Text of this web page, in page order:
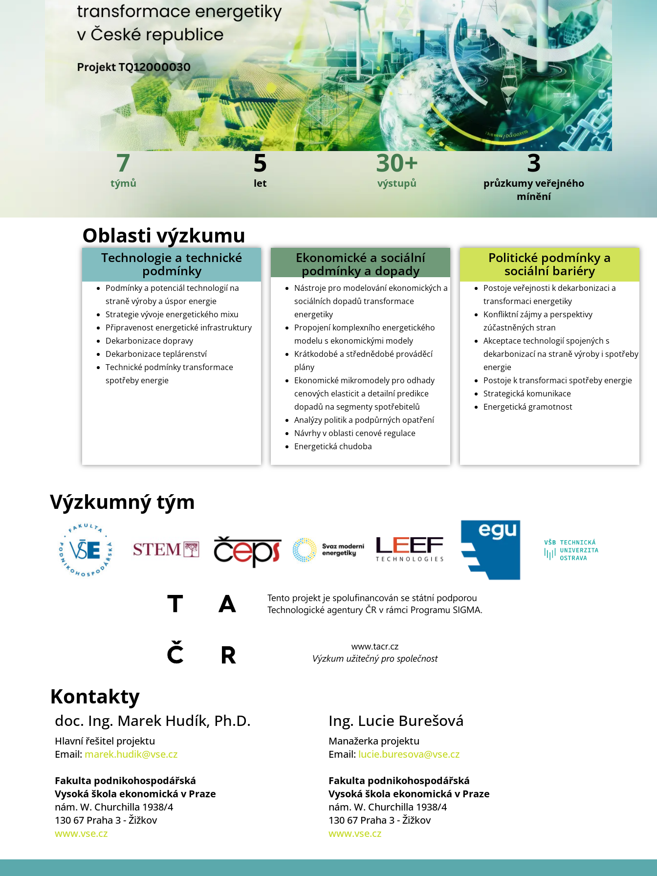
7
týmů
5
let
30+
výstupů
3
průzkumy veřejného
mínění
Oblasti výzkumu
Technologie a technické
podmínky
Podmínky a potenciál technologií na
straně výroby a úspor energie
Strategie vývoje energetického mixu
Připravenost energetické infrastruktury
Dekarbonizace dopravy
Dekarbonizace teplárenství
Technické podmínky transformace
spotřeby energie
Ekonomické a sociální
podmínky a dopady
Nástroje pro modelování ekonomických a
sociálních dopadů transformace
energetiky
Propojení komplexního energetického
modelu s ekonomickými modely
Krátkodobé a střednědobé prováděcí
plány
Ekonomické mikromodely pro odhady
cenových elasticit a detailní predikce
dopadů na segmenty spotřebitelů
Analýzy politik a podpůrných opatření
Návrhy v oblasti cenové regulace
Energetická chudoba
Politické podmínky a
sociální bariéry
Postoje veřejnosti k dekarbonizaci a
transformaci energetiky
Konfliktní zájmy a perspektivy
zúčastněných stran
Akceptace technologií spojených s
dekarbonizací na straně výroby i spotřeby
energie
Postoje k transformaci spotřeby energie
Strategická komunikace
Energetická gramotnost
Výzkumný tým
Kontakty
doc. Ing. Marek Hudík, Ph.D.
Hlavní řešitel projektu
Email: marek.hudik@vse.cz
Fakulta podnikohospodářská
Vysoká škola ekonomická v Praze
nám. W. Churchilla 1938/4
130 67 Praha 3 - Žižkov
www.vse.cz
Ing. Lucie Burešová
Manažerka projektu
Email: lucie.buresova@vse.cz
Fakulta podnikohospodářská
Vysoká škola ekonomická v Praze
nám. W. Churchilla 1938/4
130 67 Praha 3 - Žižkov
www.vse.cz